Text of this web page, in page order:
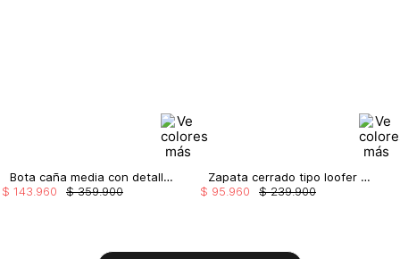
Bota caña media con detalles de piedras
$ 359.900
$ 143 960
Zapata cerrado tipo loofer clasicos
$ 239.900
$ 95 960